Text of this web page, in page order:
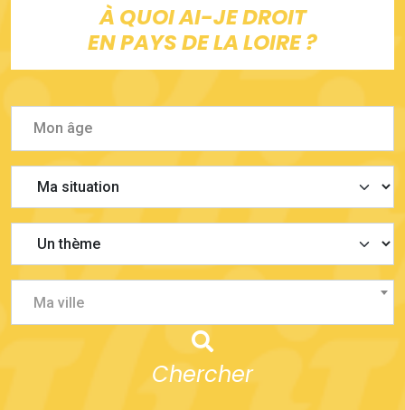
À QUOI AI-JE DROIT
EN PAYS DE LA LOIRE ?
Ma ville
Chercher